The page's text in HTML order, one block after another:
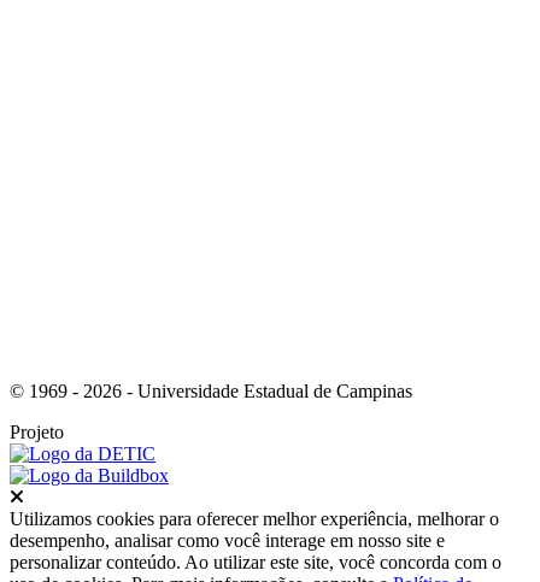
© 1969 - 2026 - Universidade Estadual de Campinas
Projeto
Utilizamos cookies para oferecer melhor experiência, melhorar o
desempenho, analisar como você interage em nosso site e
personalizar conteúdo. Ao utilizar este site, você concorda com o